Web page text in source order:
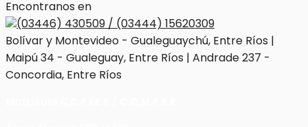
Encontranos en
(03446) 430509 / (03444) 15620309
Bolívar y Montevideo - Gualeguaychú, Entre Ríos |
Maipú 34 - Gualeguay, Entre Ríos | Andrade 237 -
Concordia, Entre Ríos